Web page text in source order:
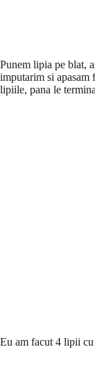
Punem lipia pe blat,
imputarim si apasam
lipiile, pana le
Eu am facut 4 lipii cu